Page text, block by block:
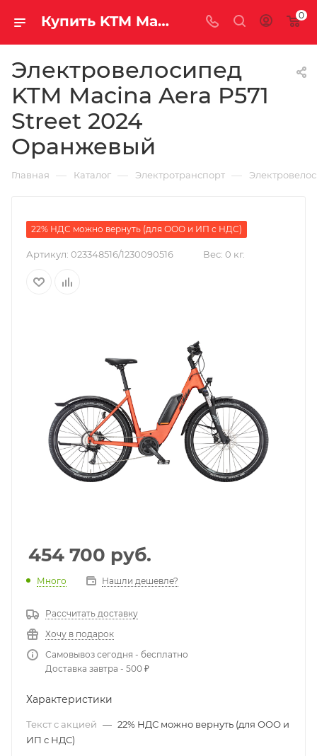
Купить KTM Macina Aera P571 Street 2024 Оранжевый за рублей, а со скидкой 0
Электровелосипед
KTM Macina Aera P571
Street 2024
Оранжевый
Главная — Каталог — Электротранспорт —
22% НДС можно вернуть (для ООО и ИП с НДС)
Артикул: 023348516/1230090516 Вес: 0 кг.
454 700 руб.
Много Нашли дешевле?
Рассчитать доставку
Хочу в подарок
Самовывоз сегодня - бесплатно
Доставка завтра - 500 ₽
Характеристики
Текст с акцией — 22% НДС можно вернуть (для ООО и
ИП с НДС)